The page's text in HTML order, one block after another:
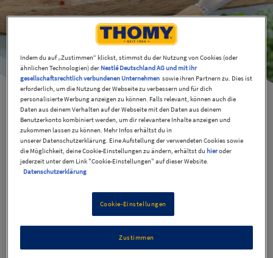
Abendbrot-Stulle mit
Avocado und Ei
Einfach
Belegte Brote zum Abendessen sind dir zu langweilig?
Indem du auf „Zustimmen“ klickst, stimmst du der Nutzung von Cookies (oder
ähnlichen Technologien) der Nestlé Deutschland AG und mit ihr
gesellschaftsrechtlich verbundenen Unternehmen sowie ihren Partnern zu. Dies ist
erforderlich, um die Nutzung der Webseite zu verbessern und für dich
personalisierte Werbung anzeigen zu können. Falls relevant, können auch die
Daten aus deinem Verhalten auf der Webseite mit den Daten aus deinem
Benutzerkonto kombiniert werden, um dir relevantere Inhalte anzeigen und
zukommen lassen zu können. Mehr Infos erhältst du in
unserer Datenschutzerklärung. Eine Aufstellung der verwendeten Cookies sowie
die Möglichkeit, deine Cookie-Einstellungen zu ändern, erhältst du hieroder
jederzeit unter dem Link "Cookie-Einstellungen" auf dieser Website.
Datenschutzerklärung
Cookie-Einstellungen
Zustimmen